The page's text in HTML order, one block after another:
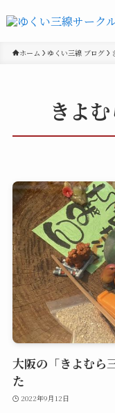
ホーム ゆくい三線 ブログ
きよ
大阪の「きよむら
た
2022年9月12日